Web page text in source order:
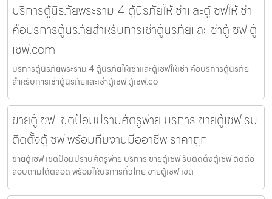
บริการตู้นิรภัยพระราม 4 ตู้นิรภัยให้เช่าและตู้เซฟให้เช่า
คือบริการตู้นิรภัยสำหรับการเช่าตู้นิรภัยและเช่าตู้เซฟ ตู้
เซฟ.com
บริการตู้นิรภัยพระราม 4 ตู้นิรภัยให้เช่าและตู้เซฟให้เช่า คือบริการตู้นิรภัย
สำหรับการเช่าตู้นิรภัยและเช่าตู้เซฟ ตู้เซฟ.co
ขายตู้เซฟ เขตป้อมปราบศัตรูพ่าย บริการ ขายตู้เซฟ รับ
ติดตั้งตู้เซฟ พร้อมทีมงานมืออาชีพ ราคาถูก
ขายตู้เซฟ เขตป้อมปราบศัตรูพ่าย บริการ ขายตู้เซฟ รับติดตั้งตู้เซฟ ติดต่อ
สอบถามได้ตลอด พร้อมให้บริการทั่วไทย ขายตู้เซฟ เขต